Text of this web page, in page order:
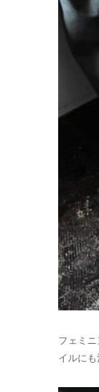
フェミ
イルに